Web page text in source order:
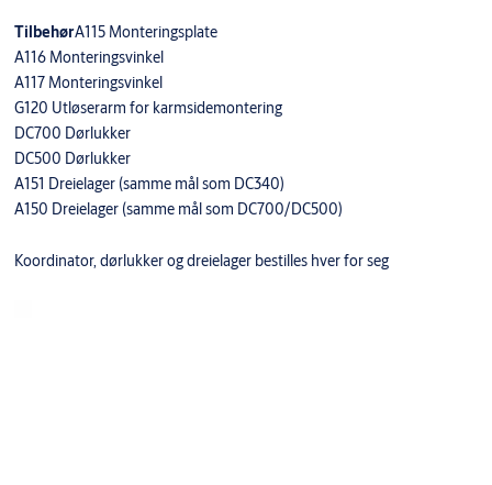
TilbehørA115 Monteringsplate
A116 Monteringsvinkel
A117 Monteringsvinkel
G120 Utløserarm for karmsidemontering
DC700 Dørlukker
DC500 Dørlukker
A151 Dreielager (samme mål som DC340)
A150 Dreielager (samme mål som DC700/DC500)
Koordinator, dørlukker og dreielager bestilles hver for seg